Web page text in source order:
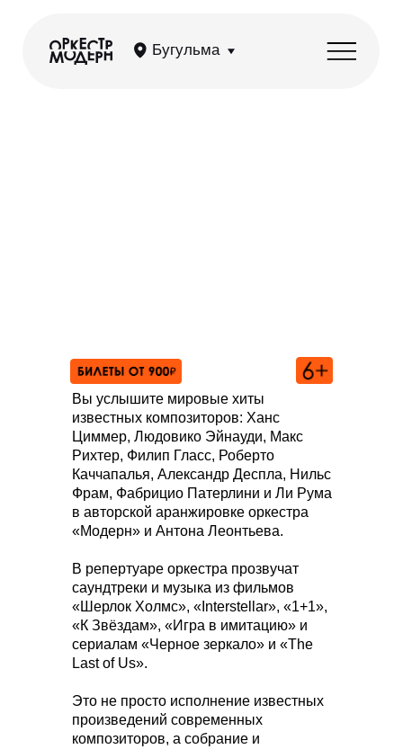
Вы услышите мировые хиты
известных композиторов: Ханс
Циммер, Людовико Эйнауди, Макс
Рихтер, Филип Гласс, Роберто
Каччапалья, Александр Деспла, Нильс
Фрам, Фабрицио Патерлини и Ли Рума
в авторской аранжировке оркестра
«Модерн» и Антона Леонтьева.
В репертуаре оркестра прозвучат
саундтреки и музыка из фильмов
«Шерлок Холмс», «Interstellar», «1+1»,
«К Звёздам», «Игра в имитацию» и
сериалам «Черное зеркало» и «The
Last of Us».
Это не просто исполнение известных
произведений современных
композиторов, а собрание и